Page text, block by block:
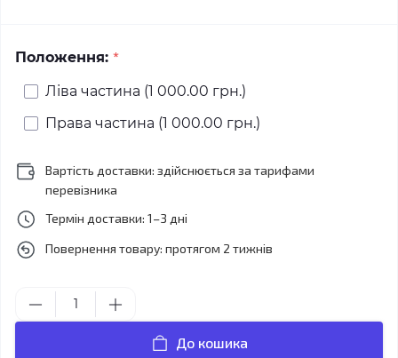
Положення: *
Ліва частина (1 000.00 грн.)
Права частина (1 000.00 грн.)
Вартість доставки: здійснюється за тарифами
перевізника
Термін доставки: 1–3 дні
Повернення товару: протягом 2 тижнів
До кошика